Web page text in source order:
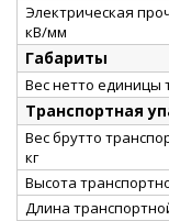
Электрическая
кВ/мм
Габариты
Вес нетто единицы
Транспортная
Вес брутто
кг
Высота
Длина